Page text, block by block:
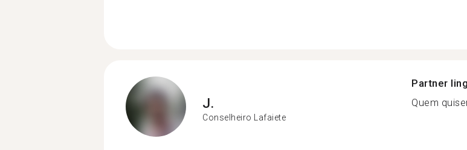
J.
Conselheiro Lafaiete
Partner
Quem